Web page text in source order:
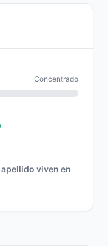
Concentrado
viven en